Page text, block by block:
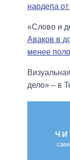
нардепа
«Слово и
Аваков в
менее
дело» – в